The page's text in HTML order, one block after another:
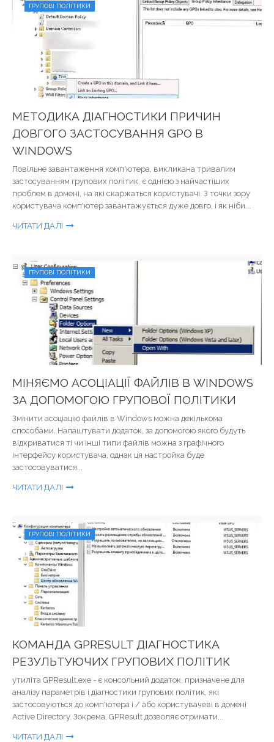
ГРУПОВІ ПОЛІТИКИ
МЕТОДИКА ДІАГНОСТИКИ ПРИЧИН
ДОВГОГО ЗАСТОСУВАННЯ GPO В
WINDOWS
Повільне завантаження комп'ютера, викликана тривалим
застосуванням групових політик, є однією з найчастіших
проблем в домені, на які скаржаться користувачі. З точки зору
користувача комп'ютер завантажується дуже довго, і як ніби...
ЧИТАТИ ДАЛІ
ГРУПОВІ ПОЛІТИКИ
МІНЯЄМО АСОЦІАЦІЇ ФАЙЛІВ В WINDOWS
ЗА ДОПОМОГОЮ ГРУПОВОЇ ПОЛІТИКИ
Змінити асоціацію файлів в Windows можна декількома
способами. Налаштувати додаток, за допомогою якого будуть
відкриватися ті чи інші типи файлів можна з графічного
інтерфейсу користувача, однак ця настройка буде
застосовуватися...
ЧИТАТИ ДАЛІ
ГРУПОВІ ПОЛІТИКИ
КОМАНДА GPRESULT ДІАГНОСТИКА
РЕЗУЛЬТУЮЧИХ ГРУПОВИХ ПОЛІТИК
утиліта GPResult.exe - є консольний додаток, призначене для
аналізу параметрів і діагностики групових політик, які
застосовуються до комп'ютера і / або користувачеві в домені
Active Directory. Зокрема, GPResult дозволяє отримати...
ЧИТАТИ ДАЛІ